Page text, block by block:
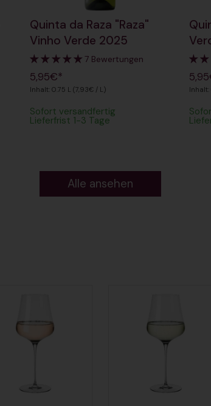
Quinta da Raza "Raza"
Vinho Verde 2025
7 Bewertungen
5,95€*
Inhalt: 0.75 L (7,93€ / L)
Sofort versandfertig
Lieferfrist 1-3 Tage
Inhalt:
Alle ansehen